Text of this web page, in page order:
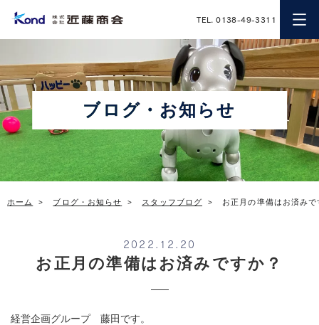
近藤商会
TEL. 0138-49-3311
ブログ・お知らせ
ホーム ブログ・お知らせ スタッフブログ お正月の準備はお済みで
2022.12.20
お正月の準備はお済みですか？
経営企画グループ 藤田です。